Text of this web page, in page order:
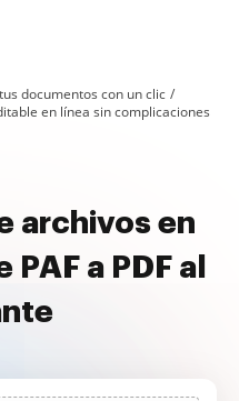
documentos con un clic
en línea sin complicaciones
archivos en
a PDF al